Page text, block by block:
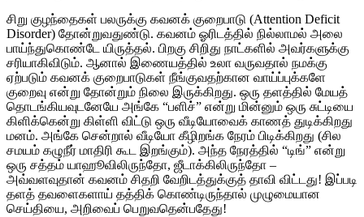
சிறு குழந்தைகள் பலருக்கு கவனக் குறைபாடு (Attention Deficit
Disorder) தோன்றுவதுண்டு. கவனம் ஓரிடத்தில் நில்லாமல் அலை
பாய்ந்துகொண்டே யிருத்தல். பிறகு சிறிது நாட்களில் அவர்களுக்கு
சரியாகிவிடும். ஆனால் இணையத்தில் உலா வருவதால் நமக்கு
ஏற்படும் கவனக் குறைபாடுகள் நீங்குவதற்கான வாய்ப்புக்களே
குறைவு என்று தோன்றும் நிலை இருக்கிறது. ஒரு தளத்தில் மேயத்
தொடங்கியவுடனேயே அங்கே “பளிச்” என்று மின்னும் ஒரு சுட்டியை
கிளிக்கென்று கிள்ளி விட்டு ஒரு வீடியோவைக் காணத் துடிக்கிறது
மனம். அங்கே சென்றால் வீடியோ கீழிறங்க நேரம் பிடிக்கிறது (சில
சமயம் கழுநீர் மாதிரி கூட இறங்கும்). அந்த நேரத்தில் “டிங்” என்று
ஒரு சத்தம் யாஹூவிலிருந்தோ, ஜீடாக்கிலிருந்தோ –
அவ்வளவுதான் கவனம் சிதறி வேறிடத்துக்குத் தாவி விட்டது! இப்படி
தளத் தவளைகளாய் தத்திக் கொண்டிருந்தால் முழுமையான
செய்தியை, அறிவைப் பெறுவதென்பதேது!